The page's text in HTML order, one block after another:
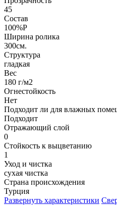
45
Состав
100%P
Ширина ролика
300см.
Структура
гладкая
Вес
180 г/м2
Огнестойкость
Нет
Подходит ли для влажных
Подходит
Отражающий слой
0
Стойкость к выцветанию
1
Уход и чистка
сухая чистка
Страна происхождения
Турция
Развернуть характеристики